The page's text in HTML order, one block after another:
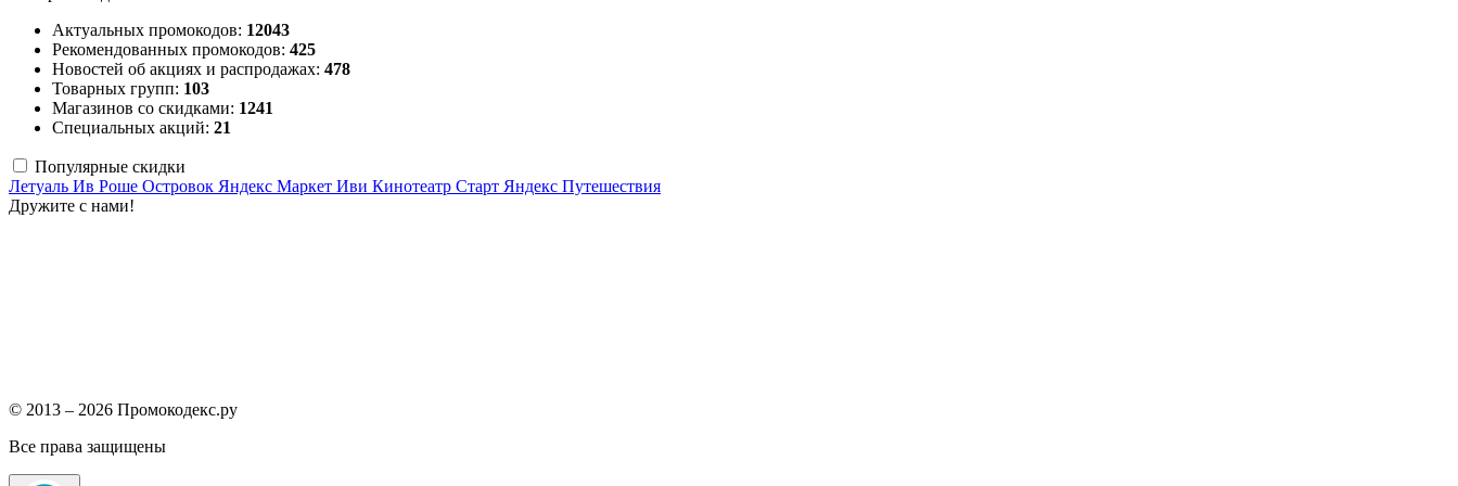
Актуальных промокодов: 12043
Рекомендованных промокодов: 425
Новостей об акциях и распродажах: 478
Товарных групп: 103
Магазинов со скидками: 1241
Специальных акций: 21
Популярные скидки
Летуаль Ив Роше Островок Яндекс Маркет Иви Кинотеатр Старт Яндекс Путешествия
Дружите с нами!
© 2013 – 2026 Промокодекс.ру
Все права защищены